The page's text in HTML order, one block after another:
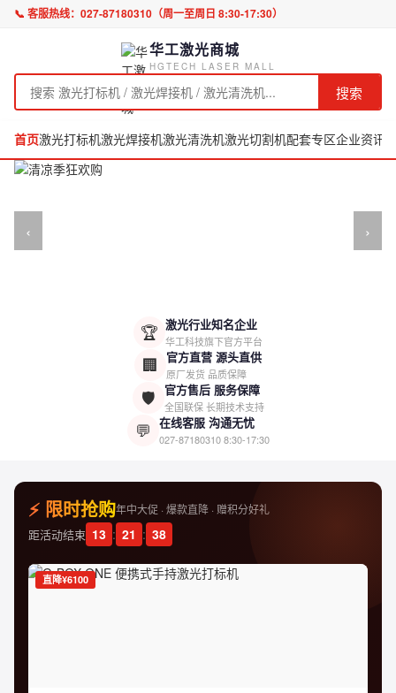
📞 客服热线： 027-87180310 （周一至周日 8:30-17:30）
华工激光商城
HGTECH LASER MALL
搜索
首页激光打标机激光焊接机激光清洗机激光切割机配套专区企业资讯
‹ ›
🏆 激光行业知名企业
华工科技旗下官方平台
🏢 官方直营 源头直供
原厂发货 品质保障
🛡️ 官方售后 服务保障
全国联保 长期技术支持
💬 在线客服 沟通无忧
027-871803108:30-17:30
⚡ 限时抢购年中大促 · 爆款直降 · 赠积分好礼
距活动结束 13 : 21 : 37
直降¥6100